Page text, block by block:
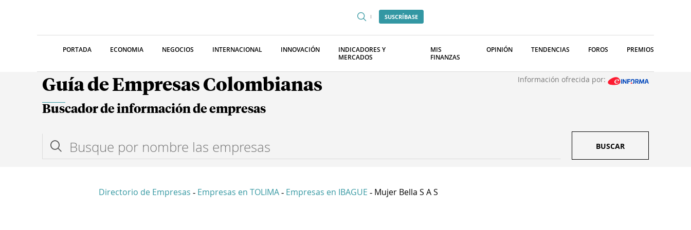
SUSCRÍBASE
PORTADA ECONOMIA NEGOCIOS INTERNACIONAL INNOVACIÓN
INDICADORES Y
MERCADOS
MIS
FINANZAS
OPINIÓN TENDENCIAS FOROS PREMIOS
Guía de Empresas Colombianas Información ofrecida por:
Buscador de información de empresas
BUSCAR
Directorio de Empresas - Empresas en TOLIMA - Empresas en IBAGUE - Mujer Bella S A S